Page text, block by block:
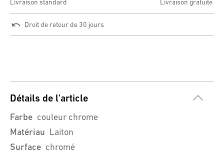
Livraison standard
Livraison gratuite
Droit de retour de 30 jours
Détails de l'article
Farbe couleur chrome
Matériau Laiton
Surface chromé